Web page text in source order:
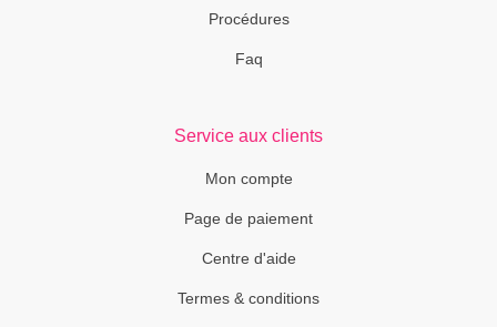
Procédures
Faq
Service aux clients
Mon compte
Page de paiement
Centre d'aide
Termes & conditions